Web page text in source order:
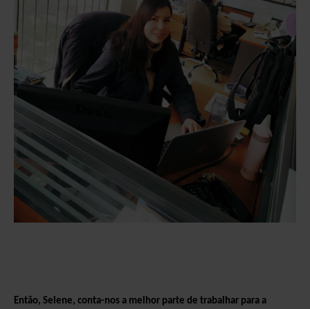
Então, Selene, conta-nos a melhor parte de trabalhar para a